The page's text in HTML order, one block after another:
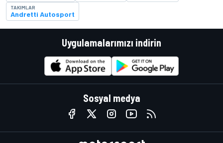
TAKIMLAR
Andretti Autosport
Uygulamalarımızı indirin
Sosyal medya